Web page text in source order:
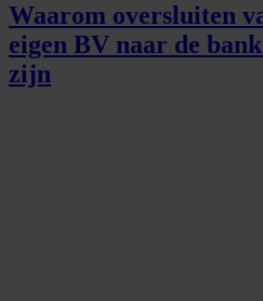
Waarom oversluiten
eigen BV naar de
zijn